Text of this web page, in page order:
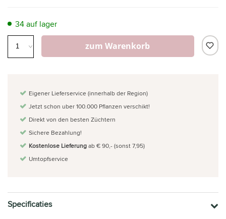
34 auf lager
zum Warenkorb
Eigener Lieferservice (innerhalb der Region)
Jetzt schon uber 100.000 Pflanzen verschikt!
Direkt von den besten Züchtern
Sichere Bezahlung!
Kostenlose Lieferungab € 90,- (sonst 7,95)
Umtopfservice
Specificaties